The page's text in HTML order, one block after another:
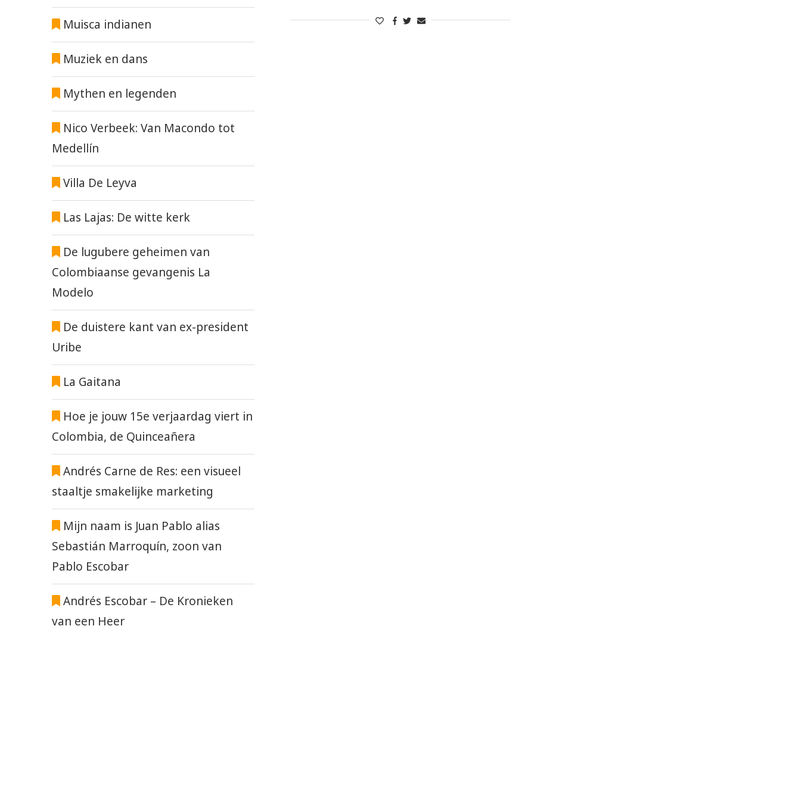
Muisca indianen
Muziek en dans
Mythen en legenden
Nico Verbeek: Van Macondo tot
Medellín
Villa De Leyva
Las Lajas: De witte kerk
De lugubere geheimen van
Colombiaanse gevangenis La
Modelo
De duistere kant van ex-president
Uribe
La Gaitana
Hoe je jouw 15e verjaardag viert in
Colombia, de Quinceañera
Andrés Carne de Res: een visueel
staaltje smakelijke marketing
Mijn naam is Juan Pablo alias
Sebastián Marroquín, zoon van
Pablo Escobar
Andrés Escobar – De Kronieken
van een Heer